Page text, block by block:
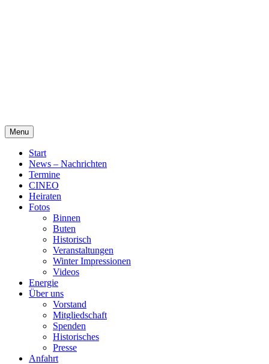
Menu
Start
News – Nachrichten
Termine
CINEO
Heiraten
Fotos
Binnen
Buten
Historisch
Veranstaltungen
Winter Impressionen
Videos
Energie
Über uns
Vorstand
Mitgliedschaft
Spenden
Historisches
Presse
Anfahrt